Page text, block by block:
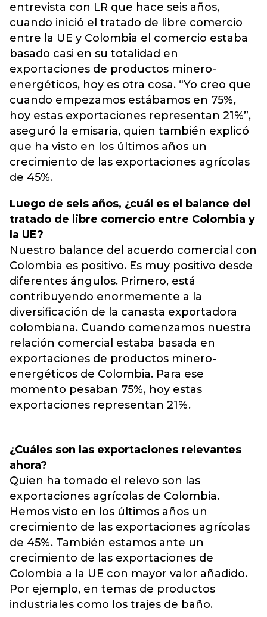
entrevista con LR que hace seis años,
cuando inició el tratado de libre comercio
entre la UE y Colombia el comercio estaba
basado casi en su totalidad en
exportaciones de productos minero-
energéticos, hoy es otra cosa. “Yo creo que
cuando empezamos estábamos en 75%,
hoy estas exportaciones representan 21%”,
aseguró la emisaria, quien también explicó
que ha visto en los últimos años un
crecimiento de las exportaciones agrícolas
de 45%.
Luego de seis años, ¿cuál es el balance del
tratado de libre comercio entre Colombia y
la UE?
Nuestro balance del acuerdo comercial con
Colombia es positivo. Es muy positivo desde
diferentes ángulos. Primero, está
contribuyendo enormemente a la
diversificación de la canasta exportadora
colombiana. Cuando comenzamos nuestra
relación comercial estaba basada en
exportaciones de productos minero-
energéticos de Colombia. Para ese
momento pesaban 75%, hoy estas
exportaciones representan 21%.
¿Cuáles son las exportaciones relevantes
ahora?
Quien ha tomado el relevo son las
exportaciones agrícolas de Colombia.
Hemos visto en los últimos años un
crecimiento de las exportaciones agrícolas
de 45%. También estamos ante un
crecimiento de las exportaciones de
Colombia a la UE con mayor valor añadido.
Por ejemplo, en temas de productos
industriales como los trajes de baño.